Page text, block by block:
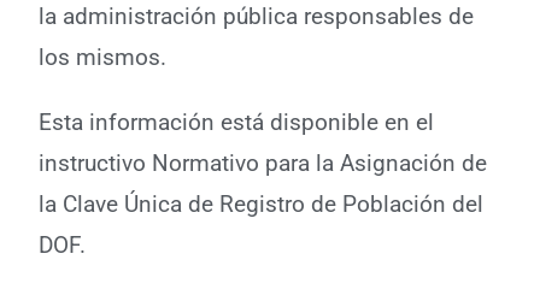
la administración pública responsables de
los mismos.
Esta información está disponible en el
instructivo Normativo para la Asignación de
la Clave Única de Registro de Población del
DOF.